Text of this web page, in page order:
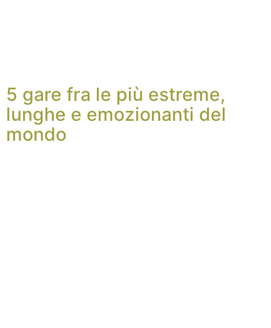
5 gare fra le più estreme,
lunghe e emozionanti del
mondo